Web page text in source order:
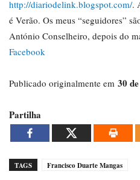
http://diariodelink.blogspot.com/.
é Verão. Os meus “seguidores”
António Conselheiro, depois do
Facebook
Publicado originalmente em 30
Partilha
TAGS Francisco Duarte Mangas